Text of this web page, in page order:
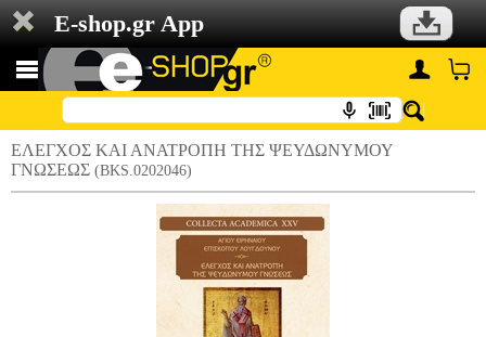
E-shop.gr App
ΕΛΕΓΧΟΣ ΚΑΙ ΑΝΑΤΡΟΠΗ ΤΗΣ ΨΕΥΔΩΝΥΜΟΥ
ΓΝΩΣΕΩΣ (BKS.0202046)